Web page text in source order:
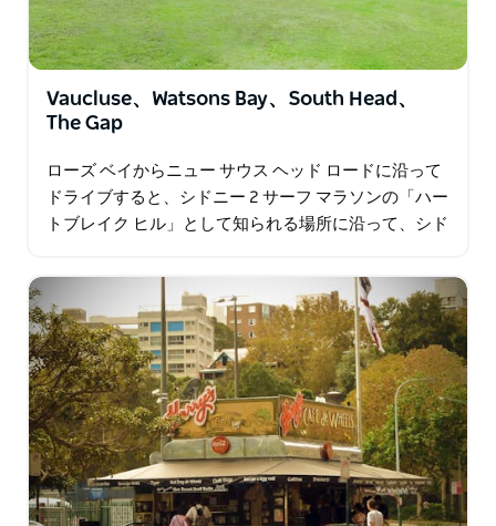
Vaucluse、Watsons Bay、South Head、
The Gap
ローズ ベイからニュー サウス ヘッド ロードに沿って
ドライブすると、シドニー 2 サーフ マラソンの「ハー
トブレイク ヒル」として知られる場所に沿って、シド
外に向かいます。サウスヘッドとザ…